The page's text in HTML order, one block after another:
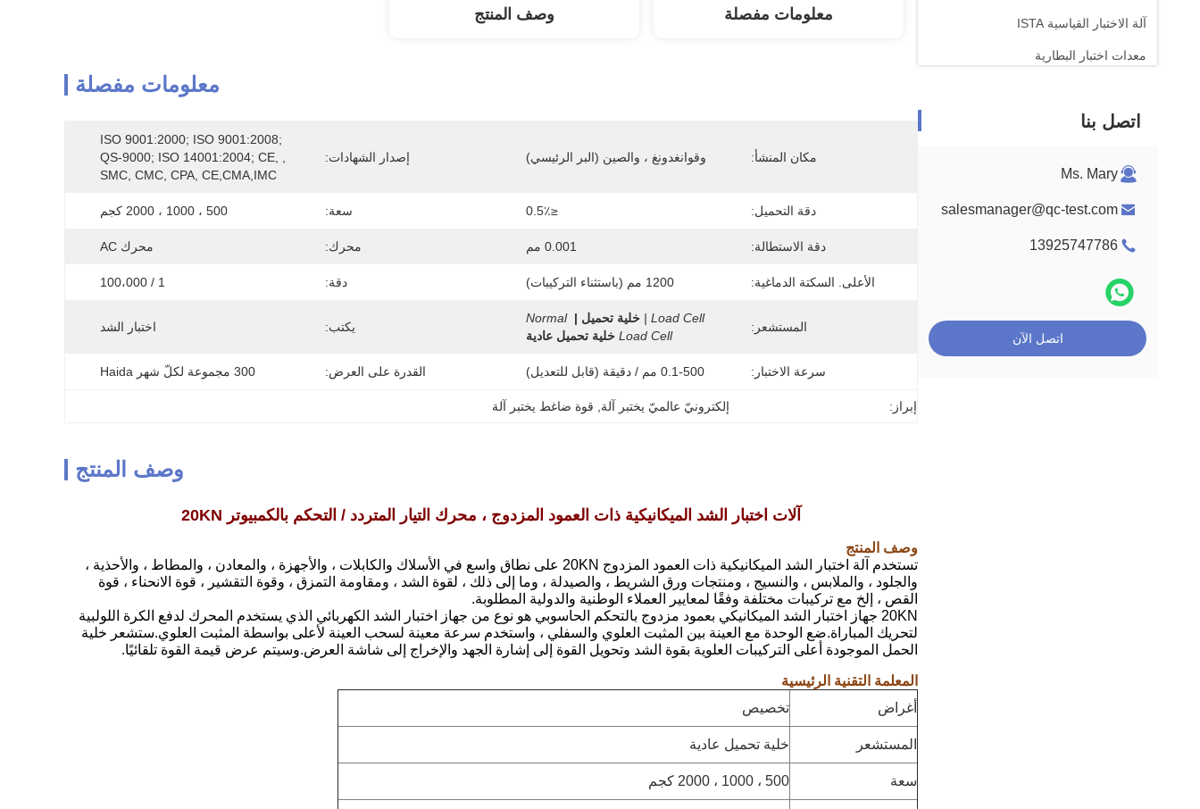
آلة الاختبار القياسية ISTA
معدات اختبار البطارية
معدات اختبار قابلية الإشتعال
اتصل بنا
Ms. Mary
salesmanager@qc-test.com
13925747786
اتصل الآن
معلومات مفصلة وصف المنتج
معلومات مفصلة
مكان المنشأ: وقوانغدونغ ، والصين (البر الرئيسي) إصدار الشهادات:
ISO 9001:2000; ISO 9001:2008;
QS-9000; ISO 14001:2004; CE, ,
SMC, CMC, CPA, CE,CMA,IMC
دقة التحميل: ≤0.5٪ سعة: 500 ، 1000 ، 2000 كجم
دقة الاستطالة: 0.001 مم محرك: محرك AC
الأعلى. السكتة الدماغية: 1200 مم (باستثناء التركيبات) دقة: 1 / 100،000
المستشعر:
Load Cell | خلية تحميل | Normal
Load Cell خلية تحميل عادية
يكتب: اختبار الشد
سرعة الاختبار: 0.1-500 مم / دقيقة (قابل للتعديل) القدرة على العرض: 300 مجموعة لكلّ شهر Haida
إبراز: إلكترونيّ عالميّ يختبر آلة قوة ضاغط يختبر آلة
وصف المنتج
آلات اختبار الشد الميكانيكية ذات العمود المزدوج ، محرك التيار المتردد / التحكم بالكمبيوتر 20KN
وصف المنتج
تستخدم آلة اختبار الشد الميكانيكية ذات العمود المزدوج 20KN على نطاق واسع في الأسلاك والكابلات ، والأجهزة ، والمعادن ، والمطاط ، والأحذية ،
والجلود ، والملابس ، والنسيج ، ومنتجات ورق الشريط ، والصيدلة ، وما إلى ذلك ، لقوة الشد ، ومقاومة التمزق ، وقوة التقشير ، قوة الانحناء ، قوة
القص ، إلخ مع تركيبات مختلفة وفقًا لمعايير العملاء الوطنية والدولية المطلوبة.
20KN جهاز اختبار الشد الميكانيكي بعمود مزدوج بالتحكم الحاسوبي هو نوع من جهاز اختبار الشد الكهربائي الذي يستخدم المحرك لدفع الكرة اللولبية
لتحريك المباراة.ضع الوحدة مع العينة بين المثبت العلوي والسفلي ، واستخدم سرعة معينة لسحب العينة لأعلى بواسطة المثبت العلوي.ستشعر خلية
الحمل الموجودة أعلى التركيبات العلوية بقوة الشد وتحويل القوة إلى إشارة الجهد والإخراج إلى شاشة العرض.وسيتم عرض قيمة القوة تلقائيًا.
المعلمة التقنية الرئيسية
أغراض
تخصيص
المستشعر خلية تحميل عادية
سعة 500 ، 1000 ، 2000 كجم